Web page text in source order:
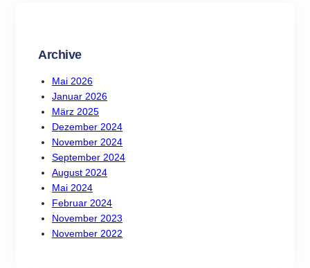
Archive
Mai 2026
Januar 2026
März 2025
Dezember 2024
November 2024
September 2024
August 2024
Mai 2024
Februar 2024
November 2023
November 2022